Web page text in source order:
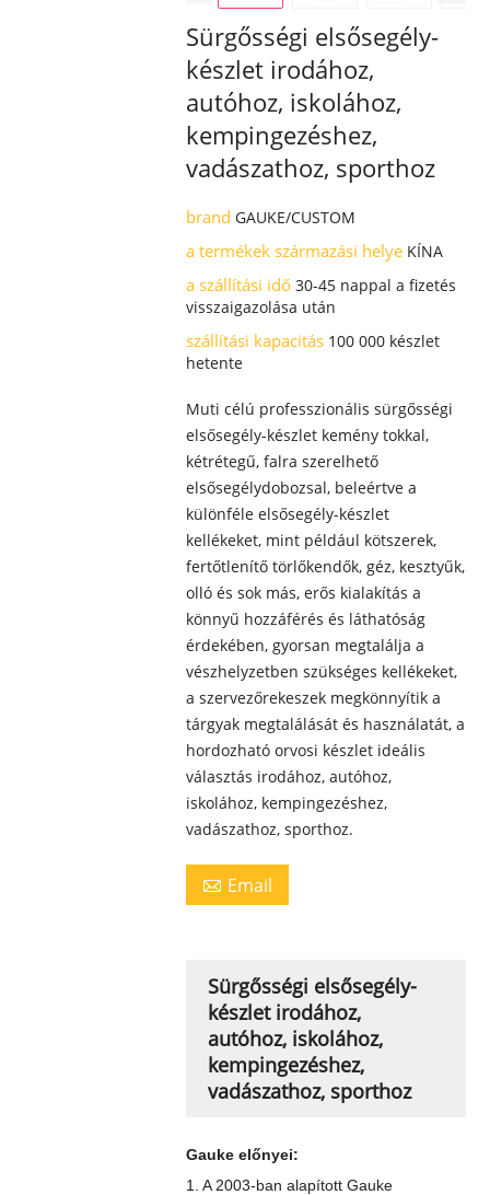
Sürgősségi elsősegély-
készlet irodához,
autóhoz, iskolához,
kempingezéshez,
vadászathoz, sporthoz
brand GAUKE/CUSTOM
a termékek származási helye KÍNA
a szállítási idő 30-45 nappal a fizetés
visszaigazolása után
szállítási kapacitás 100 000 készlet
hetente
Muti célú professzionális sürgősségi
elsősegély-készlet kemény tokkal,
kétrétegű, falra szerelhető
elsősegélydobozsal, beleértve a
különféle elsősegély-készlet
kellékeket, mint például kötszerek,
fertőtlenítő törlőkendők, géz, kesztyűk,
olló és sok más, erős kialakítás a
könnyű hozzáférés és láthatóság
érdekében, gyorsan megtalálja a
vészhelyzetben szükséges kellékeket,
a szervezőrekeszek megkönnyítik a
tárgyak megtalálását és használatát, a
hordozható orvosi készlet ideális
választás irodához, autóhoz,
iskolához, kempingezéshez,
vadászathoz, sporthoz.
 Email
Sürgősségi elsősegély-
készlet irodához,
autóhoz, iskolához,
kempingezéshez,
vadászathoz, sporthoz
Gauke előnyei:
1. A 2003-ban alapított Gauke